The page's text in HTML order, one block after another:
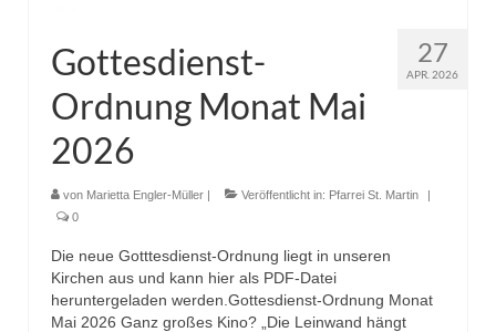
27
APR. 2026
Gottesdienst-
Ordnung Monat Mai
2026
von Marietta Engler-Müller | Veröffentlicht in: Pfarrei St. Martin
|
0
Die neue Gotttesdienst-Ordnung liegt in unseren
Kirchen aus und kann hier als PDF-Datei
heruntergeladen werden.Gottesdienst-Ordnung Monat
Mai 2026 Ganz großes Kino? „Die Leinwand hängt